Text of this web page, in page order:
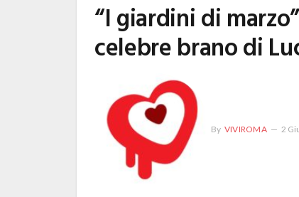
“I giardini di
celebre brano di
By VIVIROMA 2